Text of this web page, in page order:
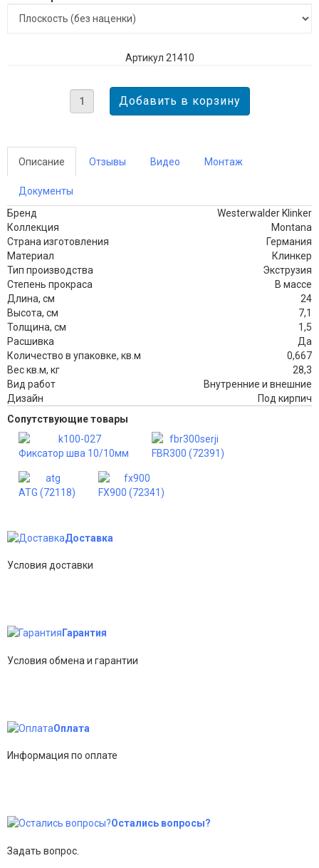
Артикул 21410
Описание Отзывы Видео Монтаж
Документы
Бренд
Westerwalder Klinker
Коллекция
Montana
Страна изготовления
Германия
Материал
Клинкер
Тип производства
Экструзия
Степень прокраса
В массе
Длина, см
24
Высота, см
7,1
Толщина, см
1,5
Расшивка
Да
Количество в упаковке, кв.м
0,667
Вес кв.м, кг
28,3
Вид работ
Внутренние и внешние
Дизайн
Под кирпич
Сопутствующие товары
Фиксатор шва 10/10мм FBR300 (72391)
ATG (72118) FX900 (72341)
Доставка
Условия доставки
Гарантия
Условия обмена и гарантии
Оплата
Информация по оплате
Остались вопросы?
Задать вопрос.